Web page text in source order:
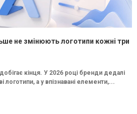
не змінюють логотипи кожні три
кінця. У 2026 році бренди дедалі
логотипи, а у впізнавані елементи,...